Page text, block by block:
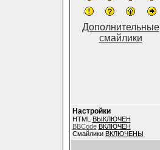
Дополнительные
смайлики
Настройки
HTML
ВЫКЛЮЧЕН
BBCode ВКЛЮЧЕН
Смайлики ВКЛЮЧЕНЫ